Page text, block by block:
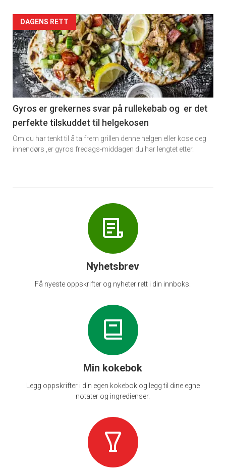
Forsiden
akkurat
nå
-
6
DAGENS RETT
Gyros er grekernes svar på rullekebab og er det
perfekte tilskuddet til helgekosen
Om du har tenkt til å ta frem grillen denne helgen eller kose deg
innendørs ,er gyros fredags-middagen du har lengtet etter.
Nyhetsbrev
Få nyeste oppskrifter og nyheter rett i din innboks.
Min kokebok
Legg oppskrifter i din egen kokebok og legg til dine egne
notater og ingredienser.